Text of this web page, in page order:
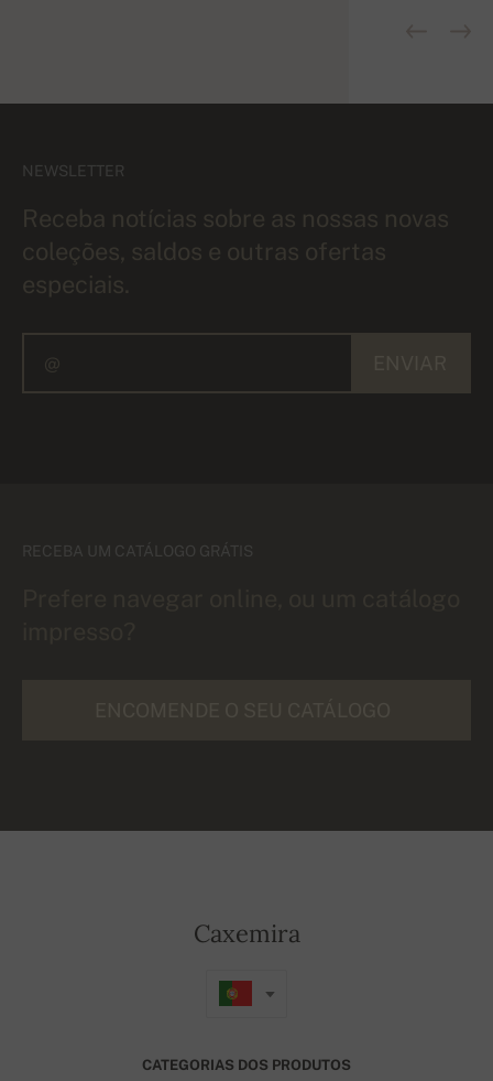
NEWSLETTER
Receba notícias sobre as nossas novas
coleções, saldos e outras ofertas
especiais.
RECEBA UM CATÁLOGO GRÁTIS
Caxemira
CATEGORIAS DOS PRODUTOS